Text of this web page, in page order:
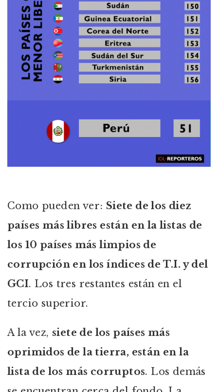
Como pueden ver: Siete de los diez
países más libres están en la listas de
los 10 países más limpios de
corrupción en los índices de T.I. y del
GCI. Los tres restantes están en el
tercio superior.
A la vez, siete de los países más
oprimidos de la tierra, están en la
lista de los más corruptos. Los demás